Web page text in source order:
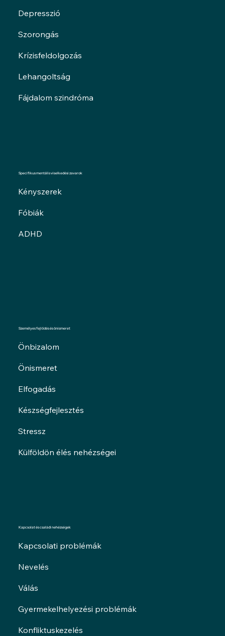
Depresszió
Szorongás
Krízisfeldolgozás
Lehangoltság
Fájdalom szindróma
Specifikus mentális viselkedési zavarok
Kényszerek
Fóbiák
ADHD
Kapcsolat és családi nehézségek
Kapcsolati problémák
Nevelés
Válás
Gyermekelhelyezési problémák
Konfliktuskezelés
Személyes fejlődés és önismeret
Önbizalom
Önismeret
Elfogadás
Készségfejlesztés
Stressz
Külföldön élés nehézségei